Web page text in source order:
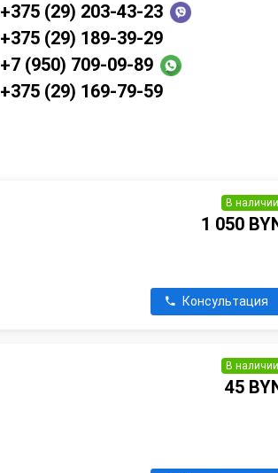
+375 (29) 203-43-23
+375 (29) 189-39-29
+7 (950) 709-09-89
+375 (29) 169-79-59
В наличии
1 050
Консультация
В наличии
45